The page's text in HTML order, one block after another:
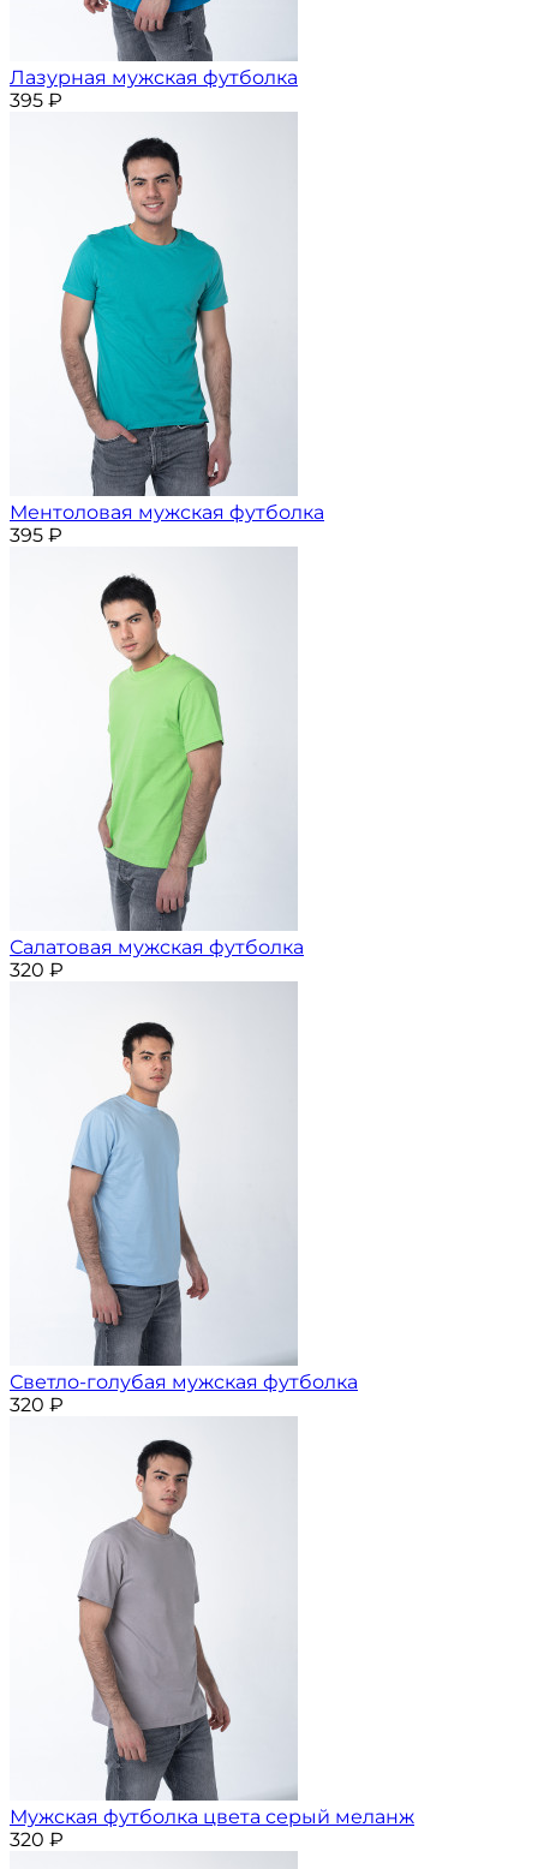
Лазурная мужская футболка
395 ₽
Ментоловая мужская футболка
395 ₽
Салатовая мужская футболка
320 ₽
Светло-голубая мужская футболка
320 ₽
Мужская футболка цвета серый меланж
320 ₽